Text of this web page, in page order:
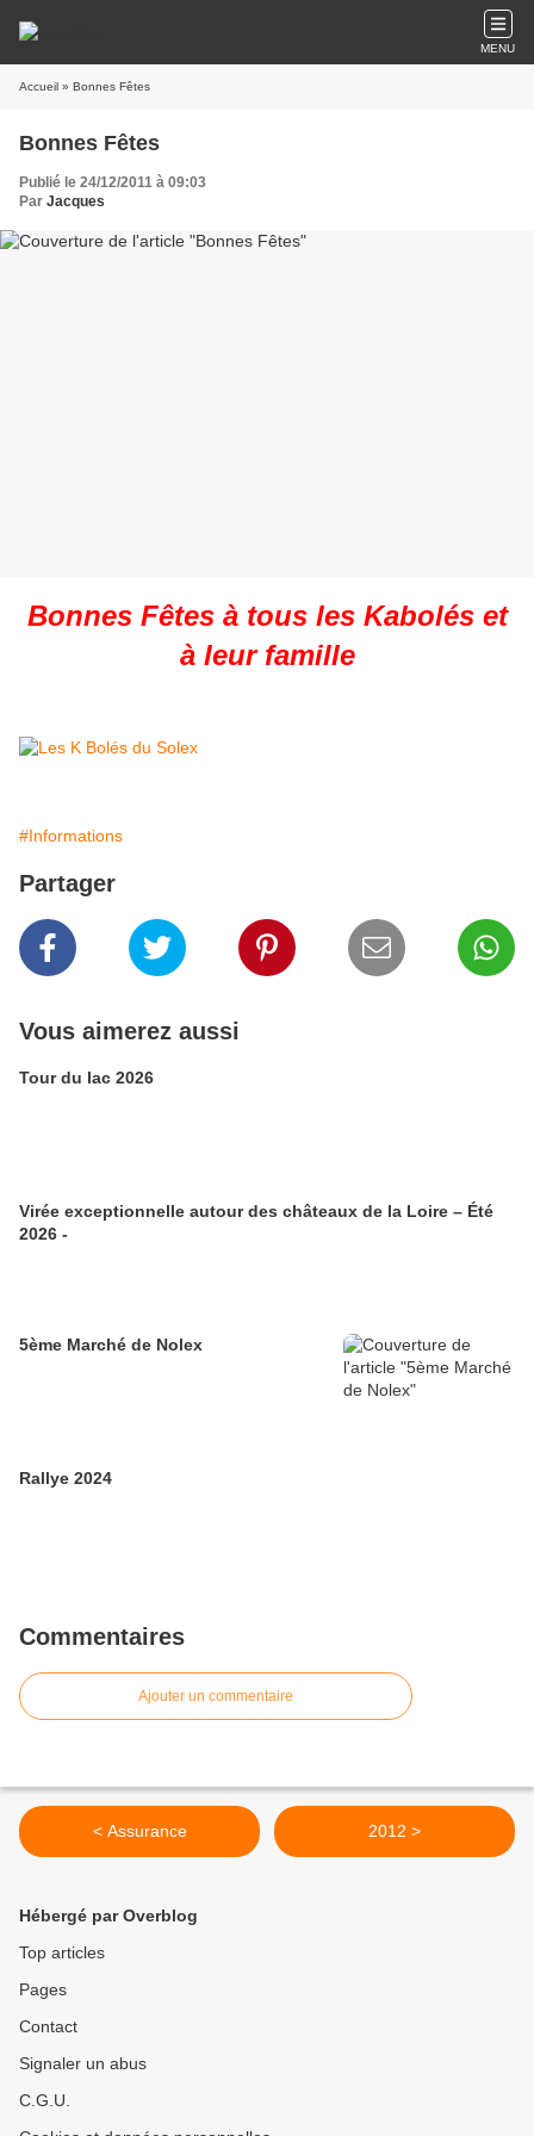
MENU
Accueil » Bonnes Fêtes
Bonnes Fêtes
Publié le 24/12/2011 à 09:03
Par Jacques
Bonnes Fêtes à tous les Kabolés et
à leur famille
#Informations
Partager
Vous aimerez aussi
Tour du lac 2026
Virée exceptionnelle autour des châteaux de la Loire – Été
2026 -
5ème Marché de Nolex
Rallye 2024
Commentaires
Ajouter un commentaire
< Assurance 2012 >
Hébergé par Overblog
Top articles
Pages
Contact
Signaler un abus
C.G.U.